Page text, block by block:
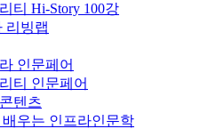
티 Hi-Story 100강
리빙랩
인문페어
티 인문페어
텐츠
배우는 인프라인문학